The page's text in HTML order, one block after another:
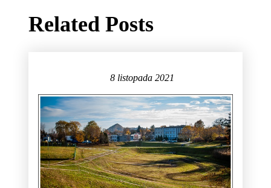
Related Posts
8 listopada 2021